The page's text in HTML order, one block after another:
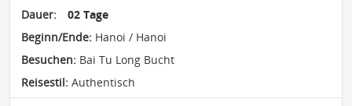
Dauer:
02 Tage
Beginn/Ende: Hanoi / Hanoi
Besuchen: Bai Tu Long Bucht
Reisestil: Authentisch